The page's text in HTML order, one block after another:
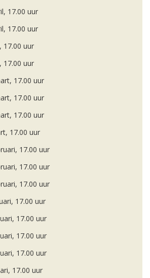
17.00 uur
17.00 uur
17.00 uur
17.00 uur
17.00 uur
17.00 uur
17.00 uur
17.00 uur
17.00 uur
17.00 uur
17.00 uur
17.00 uur
17.00 uur
17.00 uur
17.00 uur
17.00 uur